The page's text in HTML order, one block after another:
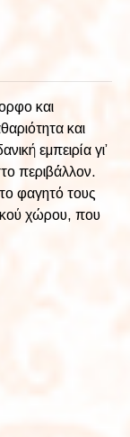
και
και
εμπειρία γι’
περιβάλλον.
φαγητό τους
χώρου, που